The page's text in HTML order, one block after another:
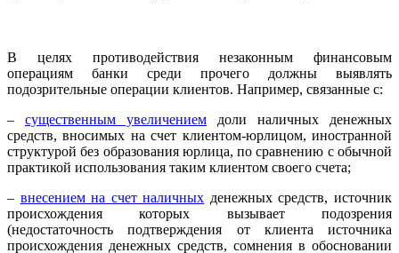
В целях противодействия незаконным финансовым
операциям банки среди прочего должны выявлять
подозрительные операции клиентов. Например, связанные с:
– существенным увеличением доли наличных денежных
средств, вносимых на счет клиентом-юрлицом, иностранной
структурой без образования юрлица, по сравнению с обычной
практикой использования таким клиентом своего счета;
– внесением на счет наличных денежных средств, источник
происхождения которых вызывает подозрения
(недостаточность подтверждения от клиента источника
происхождения денежных средств, сомнения в обосновании